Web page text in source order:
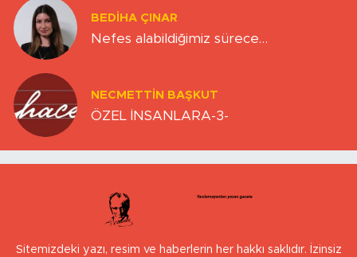
BEDIHA ÇINAR
Nefes alabildiğimiz sürece…
NECMETTIN BAŞKUT
ÖZEL İNSANLARA-3-
Sitemizdeki yazı, resim ve haberlerin her hakkı saklıdır. İzinsiz